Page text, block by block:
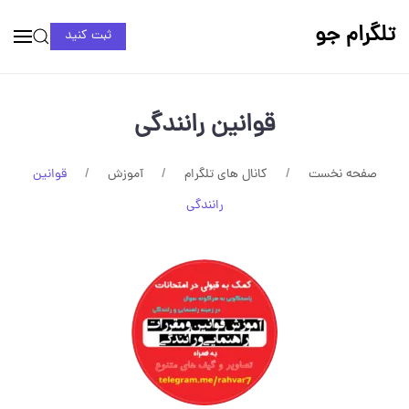
تلگرام جو ثبت کنید
قوانین رانندگی
صفحه نخست کانال های تلگرام آموزش
قوانین
رانندگی